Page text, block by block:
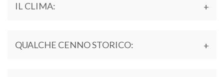
IL CLIMA:
QUALCHE CENNO STORICO: